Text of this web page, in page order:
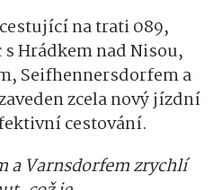
na trati 089,
Hrádkem nad Nisou,
Seifhennersdorfem a
zcela nový jízdní
cestování.
a Varnsdorfem zrychlí